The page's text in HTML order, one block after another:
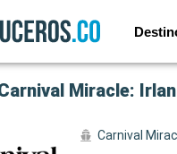
siguientes
Miracle:
Carnival